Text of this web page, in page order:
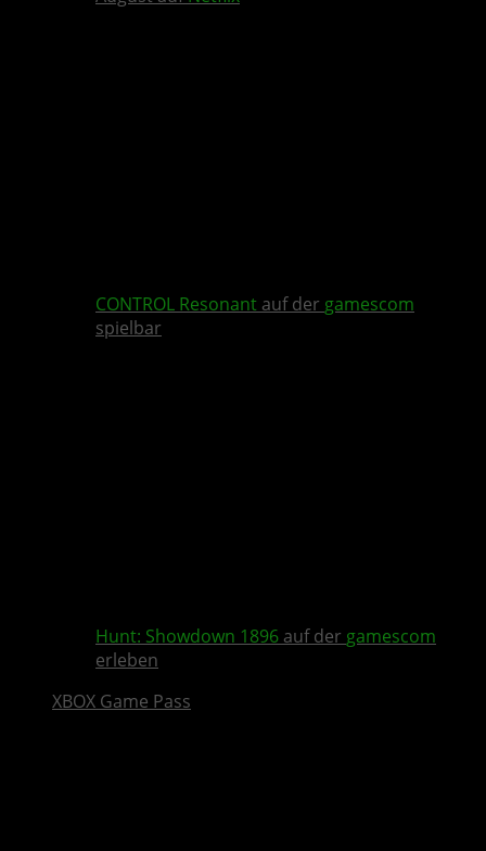
CONTROL Resonant auf der gamescom
spielbar
Hunt: Showdown 1896 auf der gamescom
erleben
XBOX Game Pass